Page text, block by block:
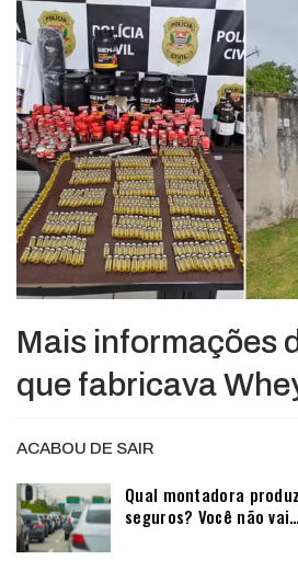
Mais informações
que fabricava
ACABOU DE SAIR
Qual montadora
seguros? Você não vai…